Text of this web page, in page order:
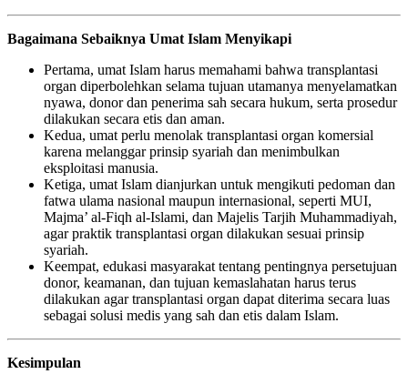
Bagaimana Sebaiknya Umat Islam Menyikapi
Pertama, umat Islam harus memahami bahwa transplantasi
organ diperbolehkan selama tujuan utamanya menyelamatkan
nyawa, donor dan penerima sah secara hukum, serta prosedur
dilakukan secara etis dan aman.
Kedua, umat perlu menolak transplantasi organ komersial
karena melanggar prinsip syariah dan menimbulkan
eksploitasi manusia.
Ketiga, umat Islam dianjurkan untuk mengikuti pedoman dan
fatwa ulama nasional maupun internasional, seperti MUI,
Majma’ al-Fiqh al-Islami, dan Majelis Tarjih Muhammadiyah,
agar praktik transplantasi organ dilakukan sesuai prinsip
syariah.
Keempat, edukasi masyarakat tentang pentingnya persetujuan
donor, keamanan, dan tujuan kemaslahatan harus terus
dilakukan agar transplantasi organ dapat diterima secara luas
sebagai solusi medis yang sah dan etis dalam Islam.
Kesimpulan